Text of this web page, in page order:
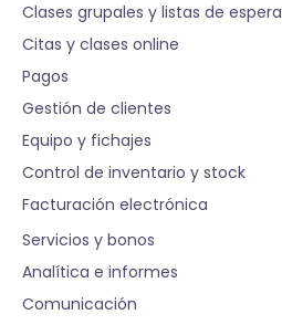
Clases grupales y listas de espera
Citas y clases online
Pagos
Gestión de clientes
Equipo y fichajes
Control de inventario y stock
Facturación electrónica
Servicios y bonos
Analítica e informes
Comunicación